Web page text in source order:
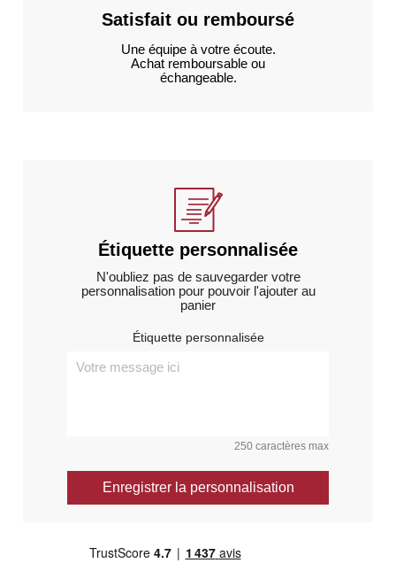
Satisfait ou remboursé
Une équipe à votre écoute.
Achat remboursable ou
échangeable.
Étiquette personnalisée
N'oubliez pas de sauvegarder votre
personnalisation pour pouvoir l'ajouter au
panier
Étiquette personnalisée
250 caractères max
Enregistrer la personnalisation